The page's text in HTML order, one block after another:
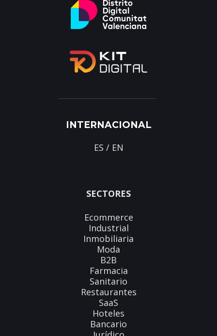
INTERNACIONAL
ES / EN
SECTORES
Ecommerce
Industrial
Inmobiliaria
Moda
B2B
Farmacia
Sanitario
Restaurantes
SaaS
Hoteles
Bancario